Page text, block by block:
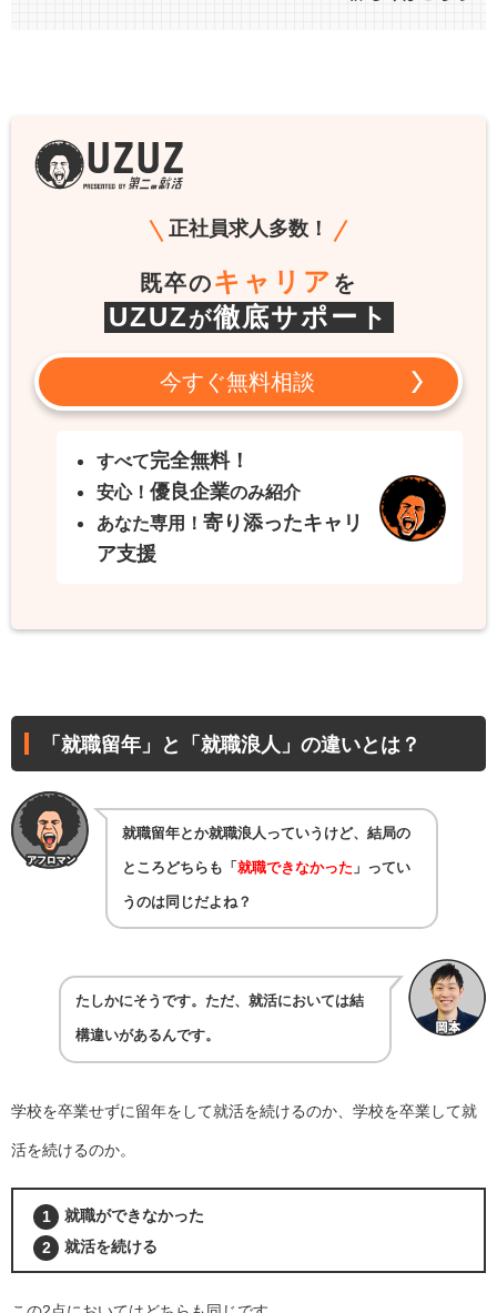
正社員求人多数！
既卒のキャリア を
UZUZが徹底サポート
今すぐ無料相談
すべて完全無料！
安心！ 優良企業のみ紹介
あなた専用！ 寄り添ったキャリ
ア支援
「就職留年」と「就職浪人」の違いとは？
就職留年とか就職浪人っていうけど、結局の
ところどちらも「 就職できなかった 」ってい
うのは同じだよね？
たしかにそうです。ただ、就活においては結
構違いがあるんです。
学校を卒業せずに留年をして就活を続けるのか、学校を卒業して就
活を続けるのか。
就職ができなかった
就活を続ける